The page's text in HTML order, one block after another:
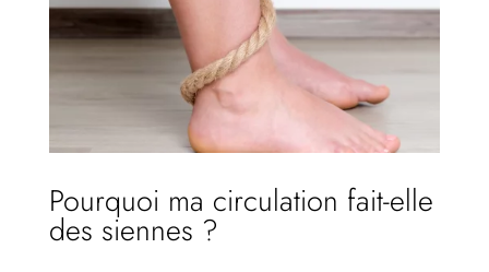
Pourquoi ma circulation fait-elle
des siennes ?